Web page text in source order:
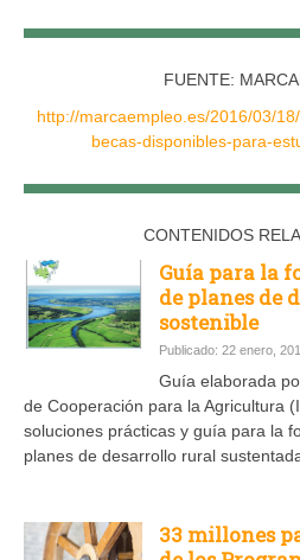
FUENTE:
http://marcaempleo.es/2016/03/
becas-disponibles-para-
CONTENIDOS
Guía para la
de planes de
sostenible
Publicado: 22 enero,
Guía elaborada
de Cooperación para la Agricultura
soluciones prácticas y guía para la
planes de desarrollo rural
33 millones